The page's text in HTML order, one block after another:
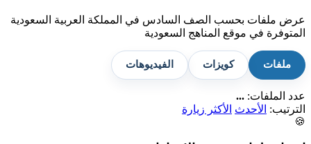
عرض ملفات بحسب الصف السادس في المملكة العربية السعودية
المتوفرة في موقع المناهج السعودية
ملفات كويزات الفيديوهات
عدد الملفات: ...
الترتيب:
الأحدث
الأكثر زيارة
🍪